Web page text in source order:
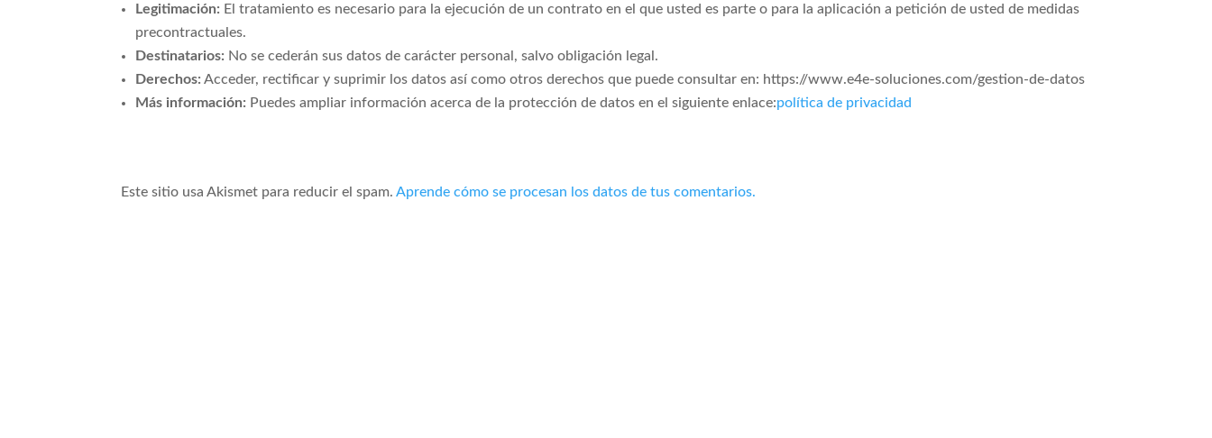
Legitimación: El tratamiento es necesario para la ejecución de un contrato en el que usted es parte o para la aplicación a petición de usted de medidas
precontractuales.
Destinatarios: No se cederán sus datos de carácter personal, salvo obligación legal.
Derechos: Acceder, rectificar y suprimir los datos así como otros derechos que puede consultar en: https://www.e4e-soluciones.com/gestion-de-datos
Más información: Puedes ampliar información acerca de la protección de datos en el siguiente enlace:política de privacidad
Este sitio usa Akismet para reducir el spam.Aprende cómo se procesan los datos de tus comentarios.